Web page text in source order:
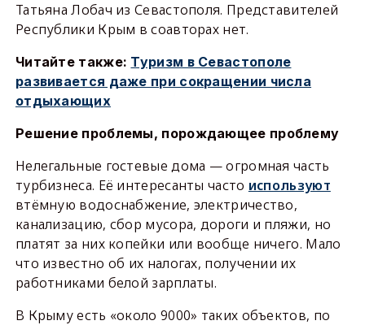
Татьяна Лобач из Севастополя. Представителей
Республики Крым в соавторах нет.
Читайте также: Туризм в Севастополе
развивается даже при сокращении числа
отдыхающих
Решение проблемы, порождающее проблему
Нелегальные гостевые дома — огромная часть
турбизнеса. Её интересанты часто используют
втёмную водоснабжение, электричество,
канализацию, сбор мусора, дороги и пляжи, но
платят за них копейки или вообще ничего. Мало
что известно об их налогах, получении их
работниками белой зарплаты.
В Крыму есть «около 9000» таких объектов, по